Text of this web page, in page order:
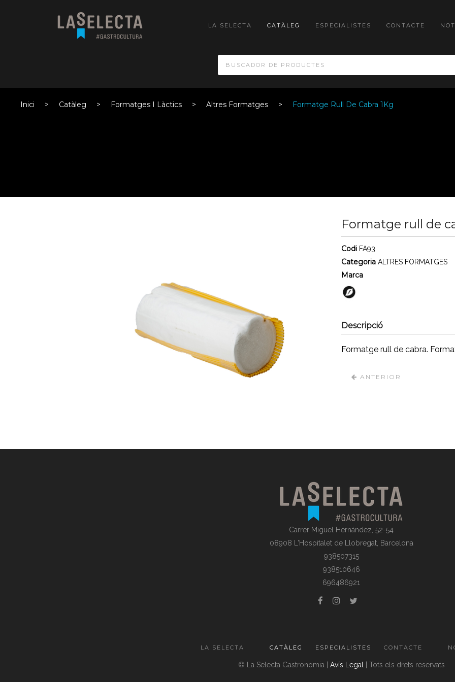
LA SELECTA CATÀLEG ESPECIALISTES CONTACTE
Inici Catàleg Formatges I Làctics Altres Formatges Formatge Rull De Cabra 1Kg
Formatge rull de
Codi FA93
Categoria ALTRES FORMATGES
Marca
Descripció
Formatge rull de cabra.
ANTERIOR
Carrer Miguel Hernández, 52-54
08908 L'Hospitalet de Llobregat, Barcelona
938507315
938510646
696486921
LA SELECTA CATÀLEG ESPECIALISTES CONTACTE
© La Selecta Gastronomia | Avís Legal | Tots els drets reservats